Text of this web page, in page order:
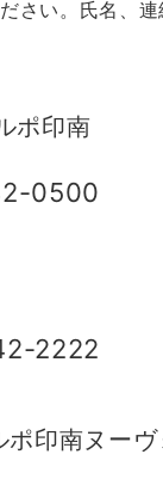
さい。氏名、
ポ印南
0500
2222
印南ヌーヴ